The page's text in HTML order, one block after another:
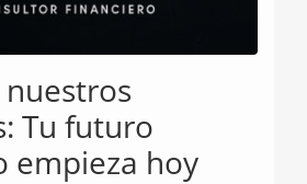
nuestros
Tu futuro
empieza hoy